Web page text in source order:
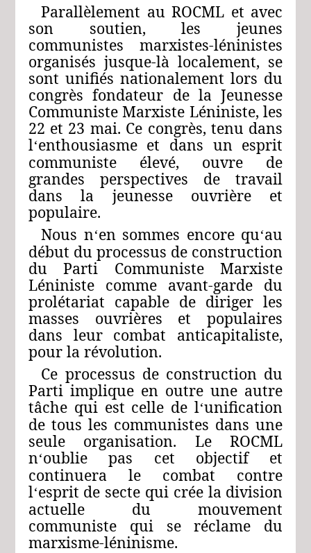
Parallèlement au ROCML et avec
son soutien, les jeunes
communistes marxistes-léninistes
organisés jusque-là localement, se
sont unifiés nationalement lors du
congrès fondateur de la Jeunesse
Communiste Marxiste Léniniste, les
22 et 23 mai. Ce congrès, tenu dans
l‘enthousiasme et dans un esprit
communiste élevé, ouvre de
grandes perspectives de travail
dans la jeunesse ouvrière et
populaire.
Nous n‘en sommes encore qu‘au
début du processus de construction
du Parti Communiste Marxiste
Léniniste comme avant-garde du
prolétariat capable de diriger les
masses ouvrières et populaires
dans leur combat anticapitaliste,
pour la révolution.
Ce processus de construction du
Parti implique en outre une autre
tâche qui est celle de l‘unification
de tous les communistes dans une
seule organisation. Le ROCML
n‘oublie pas cet objectif et
continuera le combat contre
l‘esprit de secte qui crée la division
actuelle du mouvement
communiste qui se réclame du
marxisme-léninisme.